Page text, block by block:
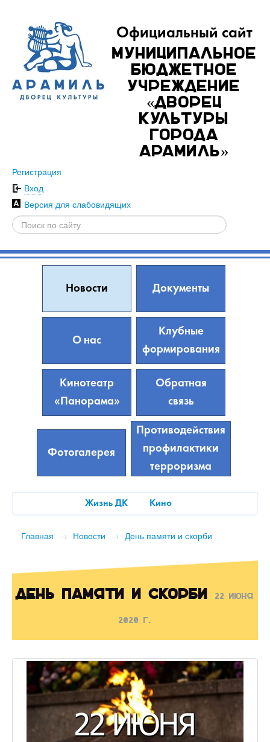
Официальный сайт
Муниципальное
бюджетное
учреждение
«Дворец
культуры
города
Арамиль»
Регистрация
Вход
Версия для слабовидящих
Новости Документы
О нас
Клубные
формирования
Кинотеатр
«Панорама»
Обратная
связь
Фотогалерея
Противодействия
профилактики
терроризма
Жизнь ДК Кино
Главная → Новости → День памяти и скорби
День памяти и скорби 22 июня
2020 г.